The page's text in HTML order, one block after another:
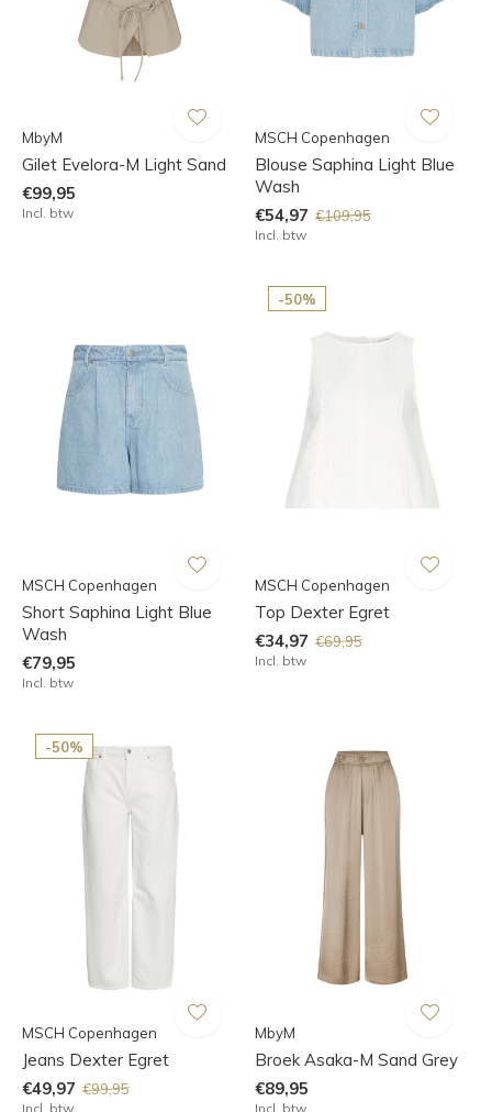
MbyM
Gilet Evelora-M Light Sand
€99,95
Incl. btw
MSCH Copenhagen
Blouse Saphina Light Blue
Wash
€54,97 €109,95
Incl. btw
MSCH Copenhagen
Short Saphina Light Blue
Wash
€79,95
Incl. btw
-50%
MSCH Copenhagen
Top Dexter Egret
€34,97 €69,95
Incl. btw
-50%
MSCH Copenhagen
Jeans Dexter Egret
€49,97 €99,95
Incl. btw
MbyM
Broek Asaka-M Sand Grey
€89,95
Incl. btw